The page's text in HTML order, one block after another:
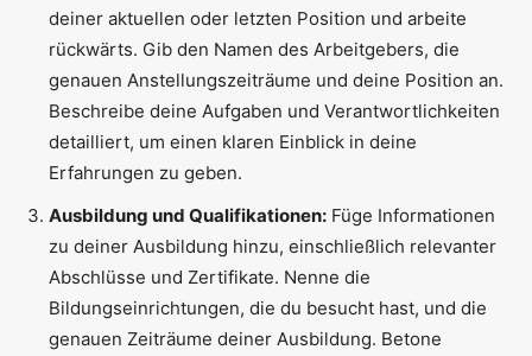
deiner aktuellen oder letzten Position und arbeite
rückwärts. Gib den Namen des Arbeitgebers, die
genauen Anstellungszeiträume und deine Position an.
Beschreibe deine Aufgaben und Verantwortlichkeiten
detailliert, um einen klaren Einblick in deine
Erfahrungen zu geben.
Ausbildung und Qualifikationen: Füge Informationen
zu deiner Ausbildung hinzu, einschließlich relevanter
Abschlüsse und Zertifikate. Nenne die
Bildungseinrichtungen, die du besucht hast, und die
genauen Zeiträume deiner Ausbildung. Betone